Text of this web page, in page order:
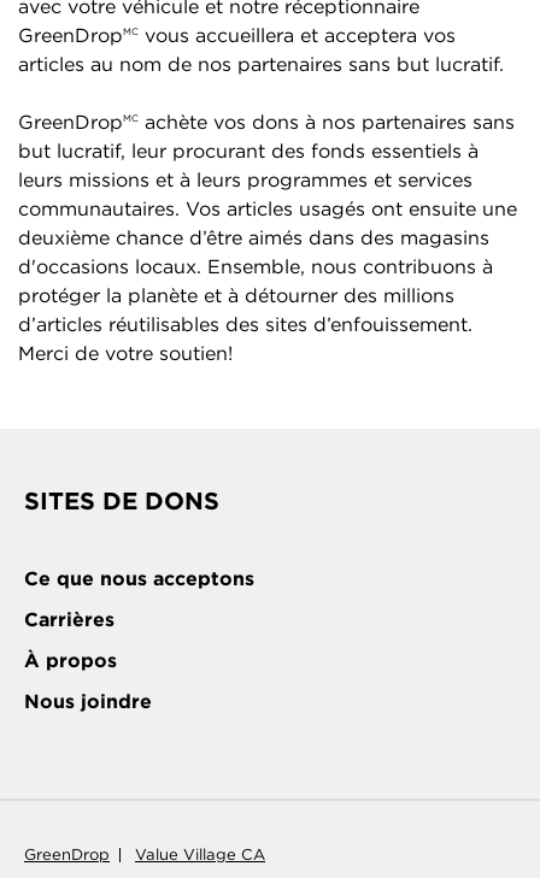
avec votre véhicule et notre réceptionnaire
GreenDropMC vous accueillera et acceptera vos
articles au nom de nos partenaires sans but lucratif.
GreenDropMC achète vos dons à nos partenaires sans
but lucratif, leur procurant des fonds essentiels à
leurs missions et à leurs programmes et services
communautaires. Vos articles usagés ont ensuite une
deuxième chance d’être aimés dans des magasins
d'occasions locaux. Ensemble, nous contribuons à
protéger la planète et à détourner des millions
d’articles réutilisables des sites d’enfouissement.
Merci de votre soutien!
SITES DE DONS
Ce que nous acceptons
Carrières
À propos
Nous joindre
GreenDrop Value Village CA